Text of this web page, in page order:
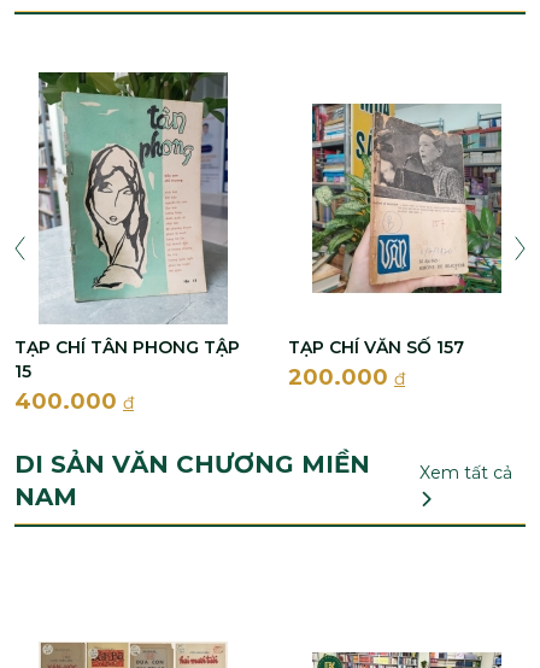
TẠP CHÍ TÂN PHONG TẬP
15
400.000 đ
TẠP CHÍ VĂN SỐ 157
200.000 đ
DI SẢN VĂN CHƯƠNG MIỀN
NAM
Xem tất cả